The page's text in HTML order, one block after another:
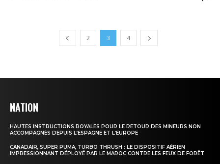
2 3 4
NATION
HAUTES INSTRUCTIONS ROYALES POUR LE RETOUR DES MINEURS NON
ACCOMPAGNÉS DEPUIS L’ESPAGNE ET L’EUROPE
CANADAIR, SUPER PUMA, TURBO THRUSH : LE DISPOSITIF AÉRIEN
IMPRESSIONNANT DÉPLOYÉ PAR LE MAROC CONTRE LES FEUX DE FORÊT